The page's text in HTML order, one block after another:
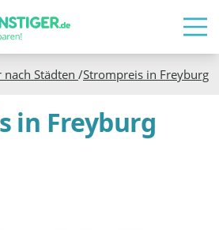
Städten /Strompreis in Freyburg
in Freyburg